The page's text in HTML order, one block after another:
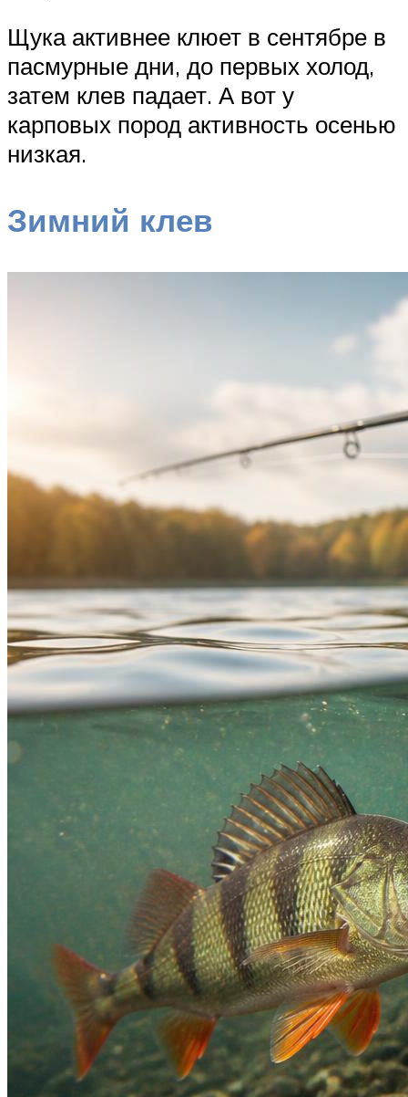
Щука активнее клюет в сентябре в
пасмурные дни, до первых холод,
затем клев падает. А вот у
карповых пород активность осенью
низкая.
Зимний клев